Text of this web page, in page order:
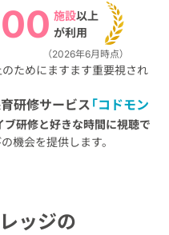
施設以上
が利用
（2026年6月時点）
ためにますます重要視され
研修サービス 「コドモン
ブ研修と好きな時間に視聴で
機会を提供します。
ッジの